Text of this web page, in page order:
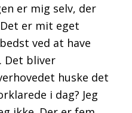
er mig selv, der
er mit eget
ved at have
Det bliver
huske det
i dag? Jeg